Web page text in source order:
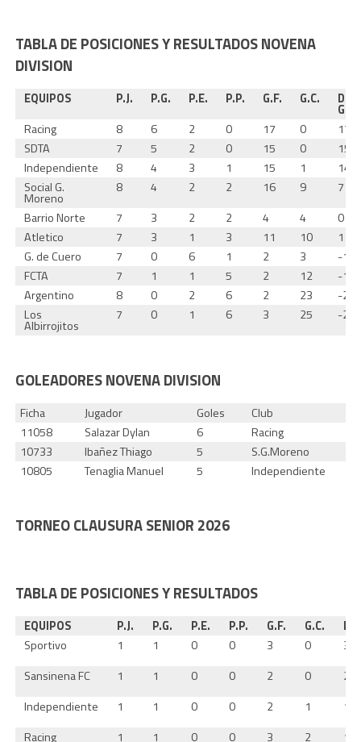
TABLA DE POSICIONES Y RESULTADOS NOVENA
DIVISION
EQUIPOS P.J. P.G. P.E. P.P. G.F. G.C. Dif.
G.
Racing
8 6 2 0 17 0
17
SDTA
7 5 2 0 15 0
15
Independiente
8 4 3 1 15 1
14
Social G.
Moreno
8 4 2 2 16 9
7
Barrio Norte
7 3 2 2 4 4
0
Atletico
7 3 1 3 11 10
1
G. de Cuero
7 0 6 1 2 3
-1
FCTA
7 1 1 5 2 12
-10
Argentino
8 0 2 6 2 23
-21
Los
Albirrojitos
7 0 1 6 3 25 -22
GOLEADORES NOVENA DIVISION
Ficha Jugador Goles
Club
11058
Salazar Dylan 6
Racing
10733
Ibañez Thiago 5
S.G.Moreno
10805
Tenaglia Manuel 5 Independiente
TORNEO CLAUSURA SENIOR 2026
TABLA DE POSICIONES Y RESULTADOS
EQUIPOS P.J. P.G. P.E. P.P. G.F. G.C.
Sportivo
1 1 0 0 3 0
3
Sansinena FC
1 1 0 0 2 0
2
Independiente
1 1 0 0 2 1
1
Racing
1 1 0 0 3 2 1